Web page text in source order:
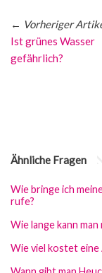
← Vorheriger
Ist grünes Wasser
gefährlich?
Ähnliche Fragen
Wie bringe ich
rufe?
Wie lange kann
Wie viel kostet